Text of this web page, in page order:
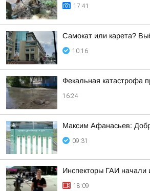
17:41
Самокат или карета?
10:16
Фекальная катастрофа
16:24
Максим Афанасьев:
09:31
Инспекторы ГАИ начали
18:09